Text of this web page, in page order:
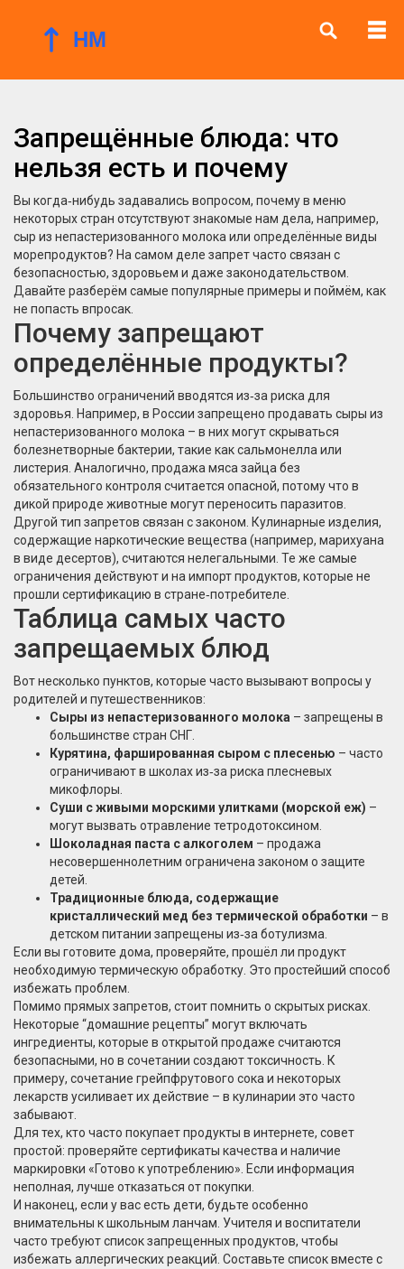
Запрещённые блюда: что
нельзя есть и почему
Вы когда‑нибудь задавались вопросом, почему в меню
некоторых стран отсутствуют знакомые нам дела, например,
сыр из непастеризованного молока или определённые виды
морепродуктов? На самом деле запрет часто связан с
безопасностью, здоровьем и даже законодательством.
Давайте разберём самые популярные примеры и поймём, как
не попасть впросак.
Почему запрещают
определённые продукты?
Большинство ограничений вводятся из‑за риска для
здоровья. Например, в России запрещено продавать сыры из
непастеризованного молока – в них могут скрываться
болезнетворные бактерии, такие как сальмонелла или
листерия. Аналогично, продажа мяса зайца без
обязательного контроля считается опасной, потому что в
дикой природе животные могут переносить паразитов.
Другой тип запретов связан с законом. Кулинарные изделия,
содержащие наркотические вещества (например, марихуана
в виде десертов), считаются нелегальными. Те же самые
ограничения действуют и на импорт продуктов, которые не
прошли сертификацию в стране‑потребителе.
Таблица самых часто
запрещаемых блюд
Вот несколько пунктов, которые часто вызывают вопросы у
родителей и путешественников:
Сыры из непастеризованного молока – запрещены в
большинстве стран СНГ.
Курятина, фаршированная сыром с плесенью – часто
ограничивают в школах из‑за риска плесневых
микофлоры.
Суши с живыми морскими улитками (морской еж) –
могут вызвать отравление тетродотоксином.
Шоколадная паста с алкоголем – продажа
несовершеннолетним ограничена законом о защите
детей.
Традиционные блюда, содержащие
кристаллический мед без термической обработки – в
детском питании запрещены из‑за ботулизма.
Если вы готовите дома, проверяйте, прошёл ли продукт
необходимую термическую обработку. Это простейший способ
избежать проблем.
Помимо прямых запретов, стоит помнить о скрытых рисках.
Некоторые “домашние рецепты” могут включать
ингредиенты, которые в открытой продаже считаются
безопасными, но в сочетании создают токсичность. К
примеру, сочетание грейпфрутового сока и некоторых
лекарств усиливает их действие – в кулинарии это часто
забывают.
Для тех, кто часто покупает продукты в интернете, совет
простой: проверяйте сертификаты качества и наличие
маркировки «Готово к употреблению». Если информация
неполная, лучше отказаться от покупки.
И наконец, если у вас есть дети, будьте особенно
внимательны к школьным ланчам. Учителя и воспитатели
часто требуют список запрещенных продуктов, чтобы
избежать аллергических реакций. Составьте список вместе с